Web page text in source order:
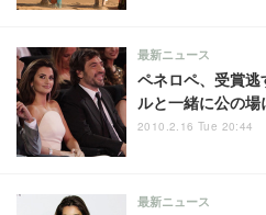
ペネロペ、受賞
ルと一緒に公の場
最新ニュース
2010.2.16 Tue 20:44
最新ニュース